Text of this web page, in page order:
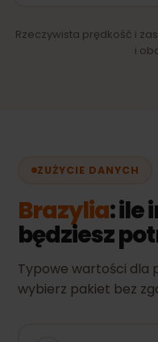
Rzeczywista prędkość i
i
ZUŻYCIE DANYCH
Brazylia: ile
będziesz
Typowe wartości dla
wybierz pakiet bez